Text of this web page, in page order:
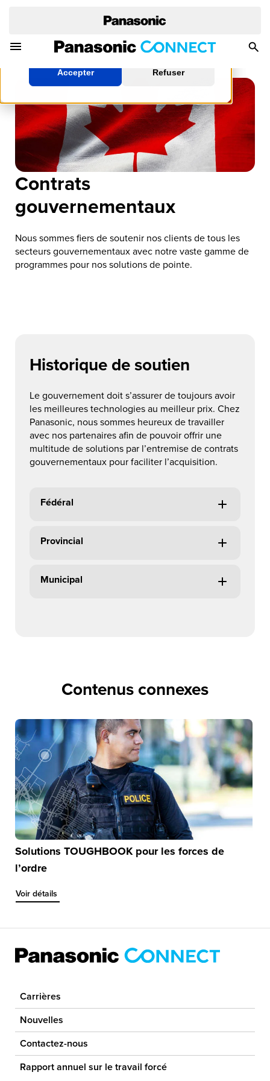
notre politique sur les témoins.
En savoir plus
Accepter Refuser
Toggle Navigation Menu
Contrats
gouvernementaux
Nous sommes fiers de soutenir nos clients de tous les
secteurs gouvernementaux avec notre vaste gamme de
programmes pour nos solutions de pointe.
Historique de soutien
Le gouvernement doit s’assurer de toujours avoir
les meilleures technologies au meilleur prix. Chez
Panasonic, nous sommes heureux de travailler
avec nos partenaires afin de pouvoir offrir une
multitude de solutions par l’entremise de contrats
gouvernementaux pour faciliter l’acquisition.
Fédéral
Provincial
Municipal
Contenus connexes
Solutions TOUGHBOOK pour les forces de
l’ordre
Voir détails about Solutions TOUGHBOOK pour les forces de
Voir détails
Carrières
Nouvelles
Contactez-nous
Rapport annuel sur le travail forcé